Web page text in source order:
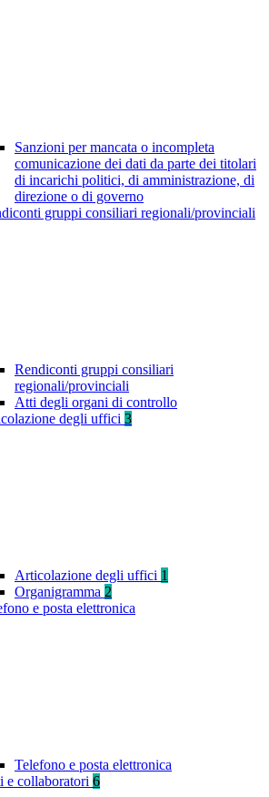
Sanzioni per mancata o incompleta
comunicazione dei dati da parte dei titolari
di incarichi politici, di amministrazione, di
direzione o di governo
gruppi consiliari regionali/provinciali
Rendiconti gruppi consiliari
regionali/provinciali
Atti degli organi di controllo
degli uffici 3
Articolazione degli uffici 1
Organigramma 2
e posta elettronica
Telefono e posta elettronica
e collaboratori 6